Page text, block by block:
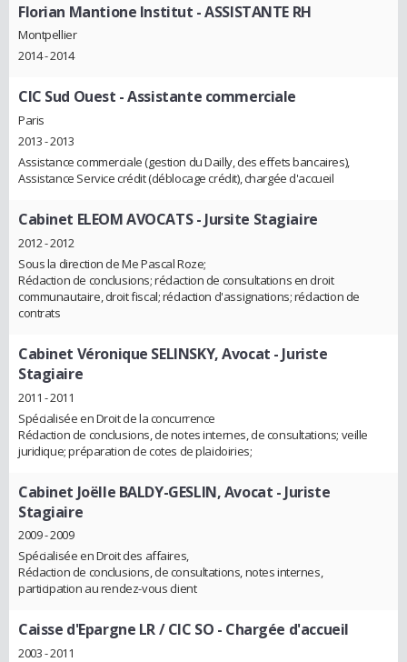
Florian Mantione Institut - ASSISTANTE RH
Montpellier
2014 - 2014
CIC Sud Ouest - Assistante commerciale
Paris
2013 - 2013
Assistance commerciale (gestion du Dailly, des effets bancaires),
Assistance Service crédit (déblocage crédit), chargée d'accueil
Cabinet ELEOM AVOCATS- Jursite Stagiaire
2012 - 2012
Sous la direction de Me Pascal Roze;
Rédaction de conclusions; rédaction de consultations en droit
communautaire, droit fiscal; rédaction d'assignations; rédaction de
contrats
Cabinet Véronique SELINSKY, Avocat - Juriste
Stagiaire
2011 - 2011
Spécialisée en Droit de la concurrence
Rédaction de conclusions, de notes internes, de consultations; veille
juridique; préparation de cotes de plaidoiries;
Cabinet Joëlle BALDY-GESLIN, Avocat - Juriste
Stagiaire
2009 - 2009
Spécialisée en Droit des affaires,
Rédaction de conclusions, de consultations, notes internes,
participation au rendez-vous client
Caisse d'Epargne LR / CIC SO - Chargée d'accueil
2003 - 2011